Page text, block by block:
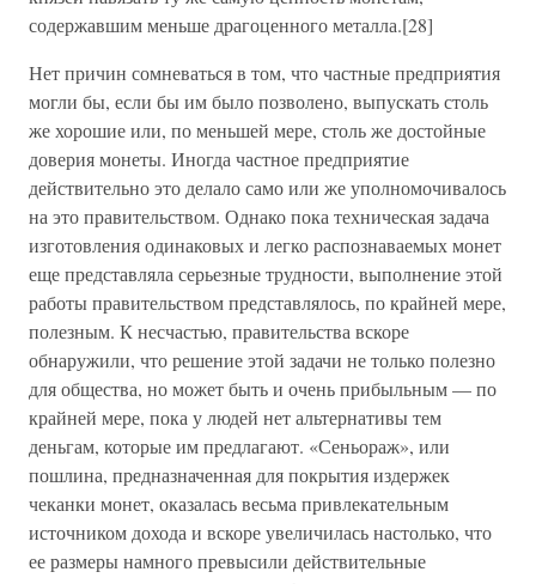
содержавшим меньше драгоценного металла.[28]
Нет причин сомневаться в том, что частные предприятия
могли бы, если бы им было позволено, выпускать столь
же хорошие или, по меньшей мере, столь же достойные
доверия монеты. Иногда частное предприятие
действительно это делало само или же уполномочивалось
на это правительством. Однако пока техническая задача
изготовления одинаковых и легко распознаваемых монет
еще представляла серьезные трудности, выполнение этой
работы правительством представлялось, по крайней мере,
полезным. К несчастью, правительства вскоре
обнаружили, что решение этой задачи не только полезно
для общества, но может быть и очень прибыльным — по
крайней мере, пока у людей нет альтернативы тем
деньгам, которые им предлагают. «Сеньораж», или
пошлина, предназначенная для покрытия издержек
чеканки монет, оказалась весьма привлекательным
источником дохода и вскоре увеличилась настолько, что
ее размеры намного превысили действительные